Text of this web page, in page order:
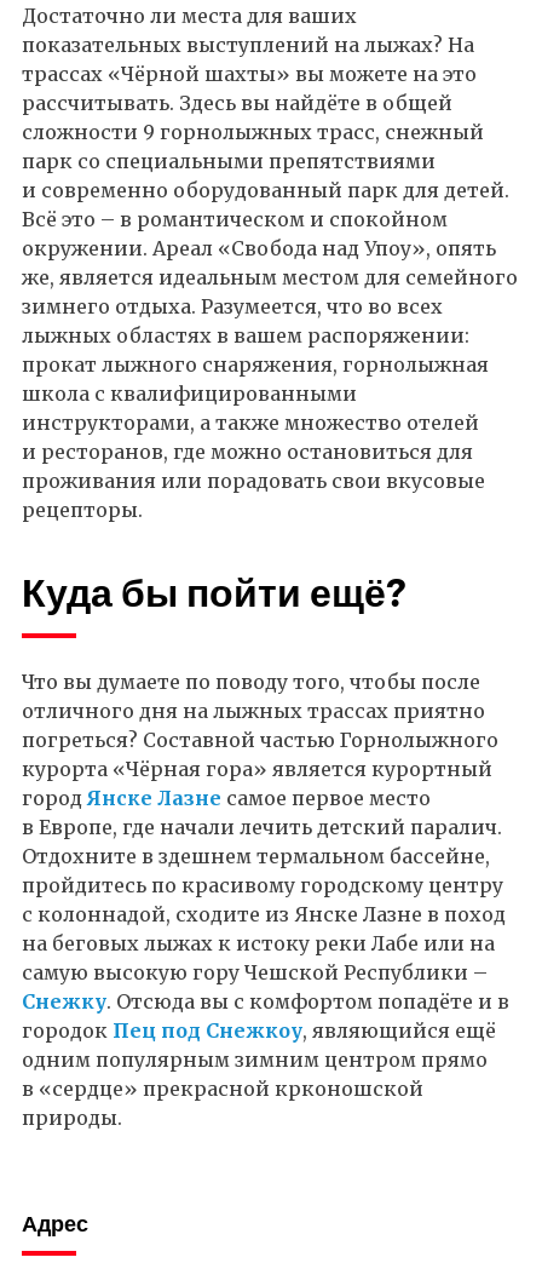
Достаточно ли места для ваших
показательных выступлений на лыжах? На
трассах «Чёрной шахты» вы можете на это
рассчитывать. Здесь вы найдёте в общей
сложности 9 горнолыжных трасс, снежный
парк со специальными препятствиями
и современно оборудованный парк для детей.
Всё это – в романтическом и спокойном
окружении. Ареал «Свобода над Упоу», опять
же, является идеальным местом для семейного
зимнего отдыха. Разумеется, что во всех
лыжных областях в вашем распоряжении:
прокат лыжного снаряжения, горнолыжная
школа с квалифицированными
инструкторами, а также множество отелей
и ресторанов, где можно остановиться для
проживания или порадовать свои вкусовые
рецепторы.
Куда бы пойти ещё?
Что вы думаете по поводу того, чтобы после
отличного дня на лыжных трассах приятно
погреться? Составной частью Горнолыжного
курорта «Чёрная гора» является курортный
городЯнске Лазне самое первое место
в Европе, где начали лечить детский паралич.
Отдохните в здешнем термальном бассейне,
пройдитесь по красивому городскому центру
с колоннадой, сходите из Янске Лазне в поход
на беговых лыжах к истоку реки Лабе или на
самую высокую гору Чешской Республики –
Снежку. Отсюда вы с комфортом попадёте и в
городок Пец под Снежкоу, являющийся ещё
одним популярным зимним центром прямо
в «сердце» прекрасной крконошской
природы.
Адрес